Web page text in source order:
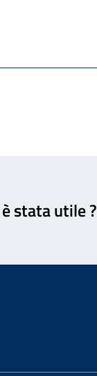
stata utile ?